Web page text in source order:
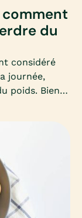
du
considéré
journée,
poids. Bien
encore
et comment